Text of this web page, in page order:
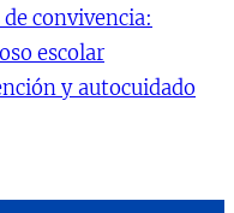
convivencia:
escolar
y autocuidado